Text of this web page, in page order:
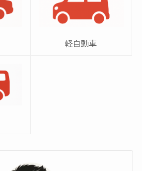
軽自動車